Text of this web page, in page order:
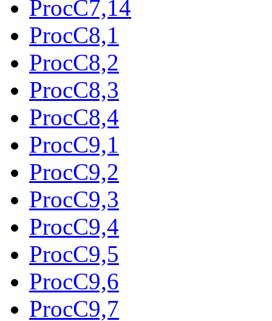
ProcC7,14
ProcC8,1
ProcC8,2
ProcC8,3
ProcC8,4
ProcC9,1
ProcC9,2
ProcC9,3
ProcC9,4
ProcC9,5
ProcC9,6
ProcC9,7